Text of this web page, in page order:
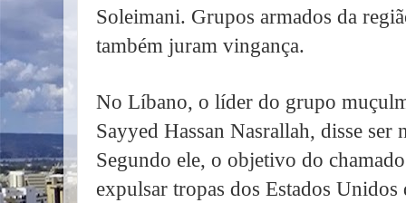
Soleimani. Grupos armados da
também juram vingança.
No Líbano, o líder do grupo
Sayyed Hassan Nasrallah, disse ser
Segundo ele, o objetivo do
expulsar tropas dos Estados Unidos